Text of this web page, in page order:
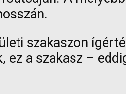
szakaszon
ez a szakasz –